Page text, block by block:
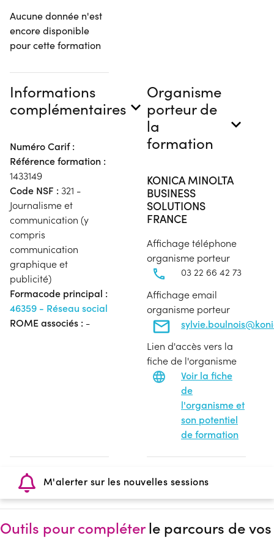
Aucune donnée n'est
encore disponible
pour cette formation
Informations
complémentaires
Numéro Carif :
Référence formation :
1433149
Code NSF : 321 -
Journalisme et
communication (y
compris
communication
graphique et
publicité)
Formacode principal :
46359 - Réseau social
ROME associés : -
Organisme
porteur de
la
formation
KONICA MINOLTA
BUSINESS
SOLUTIONS
FRANCE
Affichage téléphone
organisme porteur
03 22 66 42 73
Affichage email
organisme porteur
Lien d'accès vers la
fiche de l'organisme
Voir la fiche
de
l'organisme et
son potentiel
de formation
M'alerter sur les nouvelles sessions
Outils pour compléterle parcours de vos